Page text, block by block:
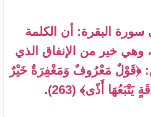
سورة البقرة: أن الكلمة
وهي خير من الإنفاق الذي
﴿قَوْلٌ مَعْرُوفٌ وَمَغْفِرَةٌ خَيْرٌ
أَذًى﴾ (263).